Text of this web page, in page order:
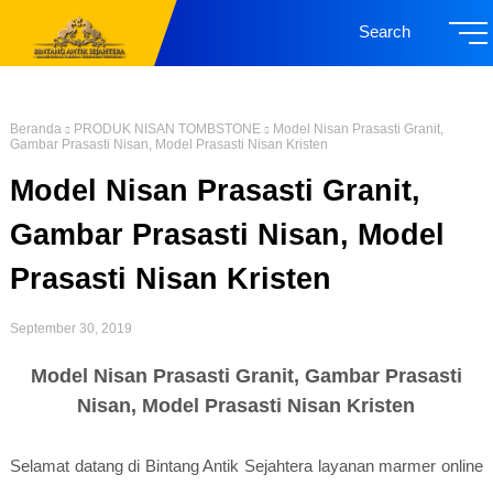
Search
Beranda PRODUK NISAN TOMBSTONE
Model Nisan Prasasti Granit,
Gambar Prasasti Nisan, Model Prasasti Nisan Kristen
Model Nisan Prasasti Granit,
Gambar Prasasti Nisan, Model
Prasasti Nisan Kristen
September 30, 2019
Model Nisan Prasasti Granit, Gambar Prasasti
Nisan, Model Prasasti Nisan Kristen
Selamat datang di Bintang Antik Sejahtera layanan marmer online